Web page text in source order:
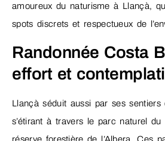
amoureux du naturisme à Llançà,
spots discrets et respectueux de
Randonnée Costa
effort et
Llançà séduit aussi par ses sentiers
s’étirant à travers le parc naturel